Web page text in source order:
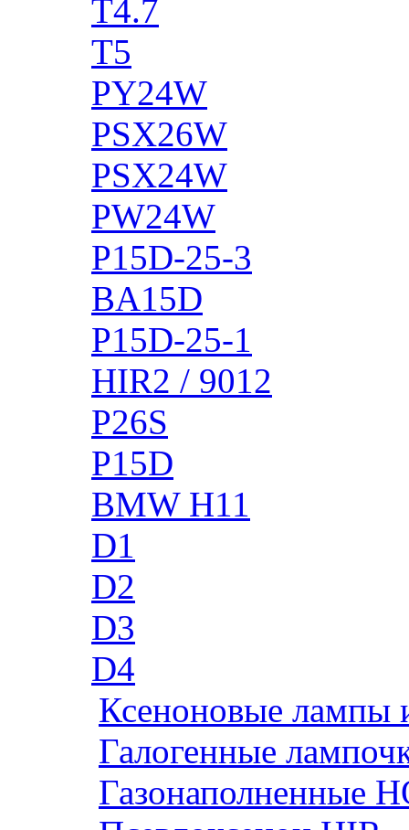
T4.7
T5
PY24W
PSX26W
PSX24W
PW24W
P15D-25-3
BA15D
P15D-25-1
HIR2 / 9012
P26S
P15D
BMW H11
D1
D2
D3
D4
Ксеноновые лампы
Галогенные
Газонаполненные